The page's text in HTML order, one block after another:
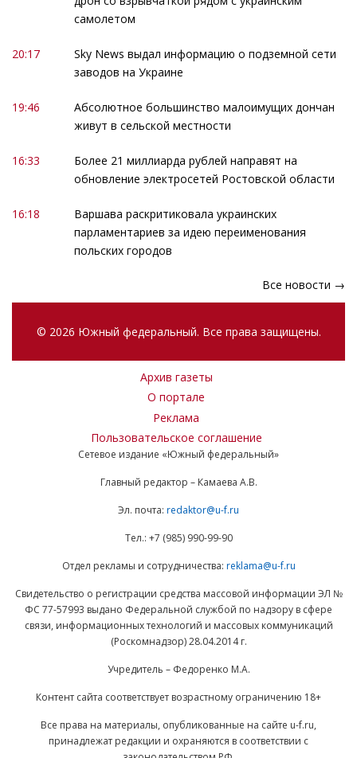
самолетом
20:17
Sky News выдал информацию о подземной сети
заводов на Украине
19:46
Абсолютное большинство малоимущих дончан
живут в сельской местности
16:33
Более 21 миллиарда рублей направят на
обновление электросетей Ростовской области
16:18
Варшава раскритиковала украинских
парламентариев за идею переименования
польских городов
Все новости →
© 2026 Южный федеральный. Все права защищены.
Архив газеты
О портале
Реклама
Пользовательское соглашение
Сетевое издание «Южный федеральный»
Главный редактор – Камаева А.В.
Эл. почта: redaktor@u-f.ru
Тел.: +7 (985) 990-99-90
Отдел рекламы и сотрудничества: reklama@u-f.ru
Свидетельство о регистрации средства массовой информации ЭЛ №
ФС 77-57993 выдано Федеральной службой по надзору в сфере
связи, информационных технологий и массовых коммуникаций
(Роскомнадзор) 28.04.2014 г.
Учредитель – Федоренко М.А.
Контент сайта соответствует возрастному ограничению 18+
Все права на материалы, опубликованные на сайте u-f.ru,
принадлежат редакции и охраняются в соответствии с